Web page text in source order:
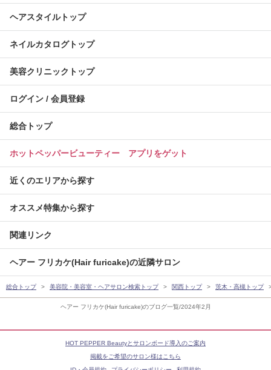
ヘアー フリカケ(Hair furicake)のブログ一覧/2024年2月
ヘアスタイルトップ
ネイルカタログトップ
美容クリニックトップ
ログイン / 会員登録
総合トップ
ホットペッパービューティー アプリをゲット
近くのエリアから探す
オススメ特集から探す
関連リンク
ヘアー フリカケ(Hair furicake)の近隣サロン
総合トップ 美容院・美容室・ヘアサロン検索トップ 関西トップ 茨木・高槻トップ
HOT PEPPER Beautyとサロンボード導入のご案内
掲載をご希望のサロン様はこちら